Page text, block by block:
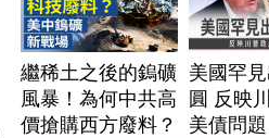
｜#財經
繼稀土之後的鎢礦
風暴！為何中共高
價搶購西方廢料？
美國罕
圓 反映
美債問題